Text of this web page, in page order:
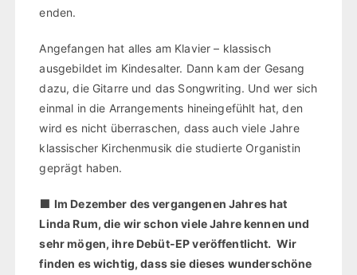
enden.
Angefangen hat alles am Klavier – klassisch
ausgebildet im Kindesalter. Dann kam der Gesang
dazu, die Gitarre und das Songwriting. Und wer sich
einmal in die Arrangements hineingefühlt hat, den
wird es nicht überraschen, dass auch viele Jahre
klassischer Kirchenmusik die studierte Organistin
geprägt haben.
⬛ Im Dezember des vergangenen Jahres hat
Linda Rum, die wir schon viele Jahre kennen und
sehr mögen, ihre Debüt-EP veröffentlicht. Wir
finden es wichtig, dass sie dieses wunderschöne